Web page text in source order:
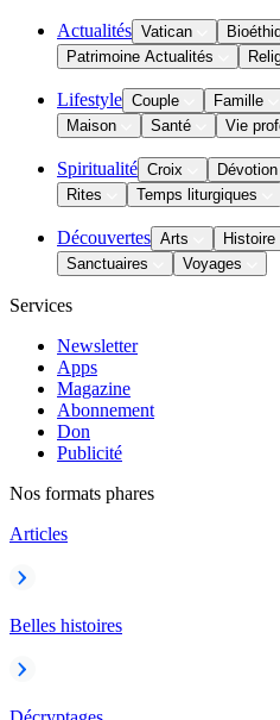
Actualités Vatican
Patrimoine Actualités
Lifestyle Couple Famille
Maison
Santé Vie
Spiritualité Croix Dévotion
Rites
Temps liturgiques
Découvertes Arts Histoire
Sanctuaires
Voyages
Services
Newsletter
Apps
Magazine
Abonnement
Don
Publicité
Nos formats phares
Articles
Belles histoires